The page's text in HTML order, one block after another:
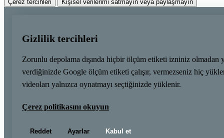
Çerez tercihleri Kişisel verilerimi satmayın veya paylaşmayın
Gizlilik tercihleri
Zorunlu depolama dışında hiçbir ölçüm etiketi izniniz olmadan
verdiğinizde Google ölçüm etiketi çalışır, vermezseniz hiç
videoları yalnızca oynatmayı seçtiğinizde yüklenir.
Çerez politikasını okuyun
Reddet Ayarlar Kabul et